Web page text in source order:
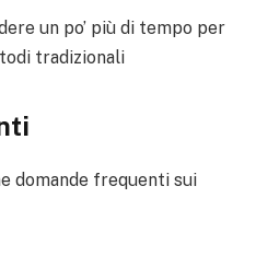
un po’ più di tempo per
tradizionali
domande frequenti sui